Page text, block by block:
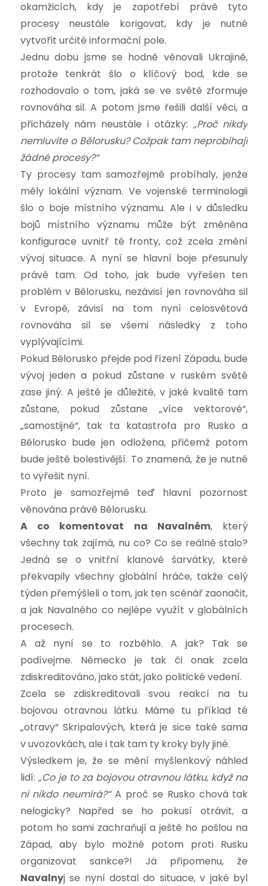
okamžicích, kdy je zapotřebí právě tyto
procesy neustále korigovat, kdy je nutné
vytvořit určité informační pole.
Jednu dobu jsme se hodně věnovali Ukrajině,
protože tenkrát šlo o klíčový bod, kde se
rozhodovalo o tom, jaká se ve světě zformuje
rovnováha sil. A potom jsme řešili další věci, a
přicházely nám neustále i otázky: „Proč nikdy
nemluvíte o Bělorusku? Cožpak tam neprobíhají
žádné procesy?“
Ty procesy tam samozřejmě probíhaly, jenže
měly lokální význam. Ve vojenské terminologii
šlo o boje místního významu. Ale i v důsledku
bojů místního významu může být změněna
konfigurace uvnitř té fronty, což zcela změní
vývoj situace. A nyní se hlavní boje přesunuly
právě tam. Od toho, jak bude vyřešen ten
problém v Bělorusku, nezávisí jen rovnováha sil
v Evropě, závisí na tom nyní celosvětová
rovnováha sil se všemi následky z toho
vyplývajícími.
Pokud Bělorusko přejde pod řízení Západu, bude
vývoj jeden a pokud zůstane v ruském světě
zase jiný. A ještě je důležité, v jaké kvalitě tam
zůstane, pokud zůstane „více vektorové“,
„samostijné“, tak ta katastrofa pro Rusko a
Bělorusko bude jen odložena, přičemž potom
bude ještě bolestivější. To znamená, že je nutné
to vyřešit nyní.
Proto je samozřejmě teď hlavní pozornost
věnována právě Bělorusku.
A co komentovat na Navalném, který
všechny tak zajímá, nu co? Co se reálně stalo?
Jedná se o vnitřní klanové šarvátky, které
překvapily všechny globální hráče, takže celý
týden přemýšleli o tom, jak ten scénář zaonačit,
a jak Navalného co nejlépe využít v globálních
procesech.
A až nyní se to rozběhlo. A jak? Tak se
podívejme. Německo je tak či onak zcela
zdiskreditováno, jako stát, jako politické vedení.
Zcela se zdiskreditovali svou reakcí na tu
bojovou otravnou látku. Máme tu příklad té
„otravy“ Skripalových, která je sice také sama
v uvozovkách, ale i tak tam ty kroky byly jiné.
Výsledkem je, že se mění myšlenkový náhled
lidí: „Co je to za bojovou otravnou látku, když na
ni nikdo neumírá?“A proč se Rusko chová tak
nelogicky?
Napřed se ho pokusí otrávit, a
potom ho sami zachraňují a ještě ho pošlou na
Západ, aby bylo možné potom proti Rusku
organizovat sankce?! Já připomenu, že
Navalnyj se nyní dostal do situace, v jaké byl